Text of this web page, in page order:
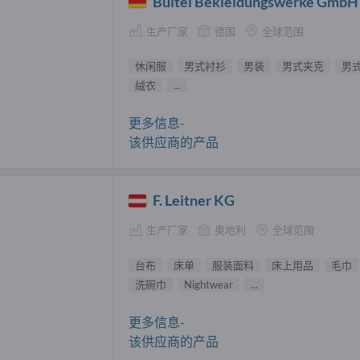
生产厂家 德国 全球范围
休闲服 男式衬衫 男装 男式夹克
男
絨衣
...
更多信息-
该供应商的产品
F. Leitner KG
生产厂家 奥地利 全球范围
台布 床单 服装面料 床上用品
毛巾
洗碗巾
Nightwear ...
更多信息-
该供应商的产品